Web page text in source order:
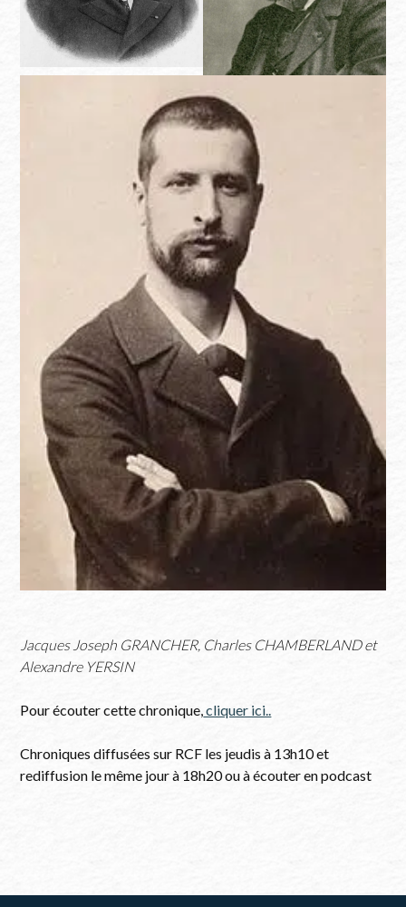
Jacques Joseph GRANCHER, Charles CHAMBERLAND et
Alexandre YERSIN
Pour écouter cette chronique, cliquer ici..
Chroniques diffusées sur RCF les jeudis à 13h10 et
rediffusion le même jour à 18h20 ou à écouter en podcast